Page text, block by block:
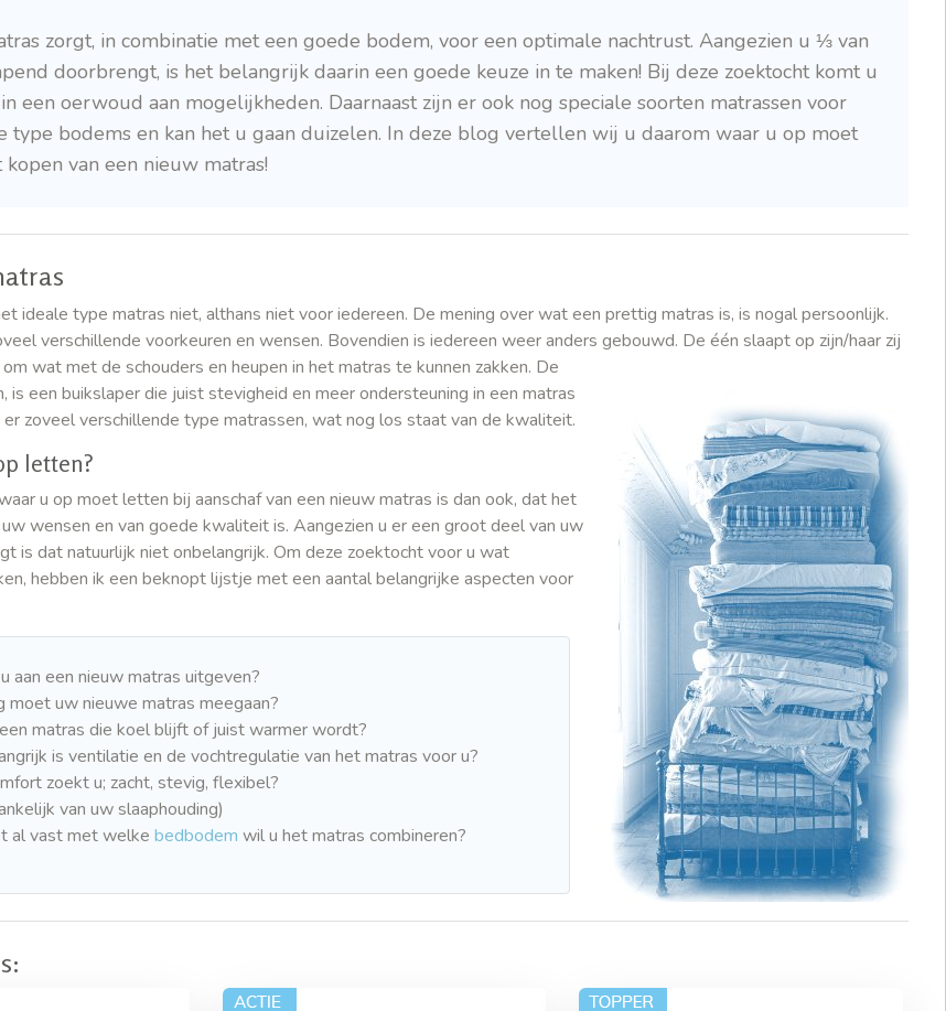
zorgt, in combinatie met een goede bodem, voor een optimale nachtrust. Aangezien u ⅓ van
doorbrengt, is het belangrijk daarin een goede keuze in te maken! Bij deze zoektocht komt u
een oerwoud aan mogelijkheden. Daarnaast zijn er ook nog speciale soorten matrassen voor
type bodems en kan het u gaan duizelen. In deze blog vertellen wij u daarom waar u op moet
van een nieuw matras!
ideale type matras niet, althans niet voor iedereen. De mening over wat een prettig matras is, is nogal persoonlijk.
verschillende voorkeuren en wensen. Bovendien is iedereen weer anders gebouwd. De één slaapt op zijn/haar zij
wat met de schouders en heupen in het matras te kunnen zakken. De
is een buikslaper die juist stevigheid en meer ondersteuning in een matras
er zoveel verschillende type matrassen, wat nog los staat van de kwaliteit.
letten?
u op moet letten bij aanschaf van een nieuw matras is dan ook, dat het
wensen en van goede kwaliteit is. Aangezien u er een groot deel van uw
is dat natuurlijk niet onbelangrijk. Om deze zoektocht voor u wat
hebben ik een beknopt lijstje met een aantal belangrijke aspecten voor
aan een nieuw matras uitgeven?
moet uw nieuwe matras meegaan?
matras die koel blijft of juist warmer wordt?
is ventilatie en de vochtregulatie van het matras voor u?
zoekt u; zacht, stevig, flexibel?
van uw slaaphouding)
al vast met welke bedbodem wil u het matras combineren?